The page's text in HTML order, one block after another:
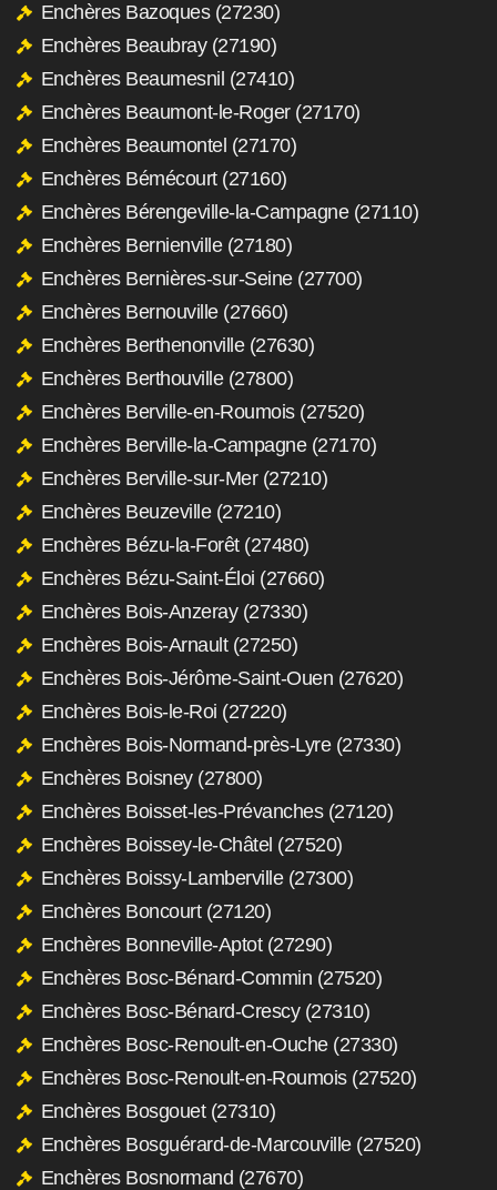
Enchères Bazoques (27230)
Enchères Beaubray (27190)
Enchères Beaumesnil (27410)
Enchères Beaumont-le-Roger (27170)
Enchères Beaumontel (27170)
Enchères Bémécourt (27160)
Enchères Bérengeville-la-Campagne (27110)
Enchères Bernienville (27180)
Enchères Bernières-sur-Seine (27700)
Enchères Bernouville (27660)
Enchères Berthenonville (27630)
Enchères Berthouville (27800)
Enchères Berville-en-Roumois (27520)
Enchères Berville-la-Campagne (27170)
Enchères Berville-sur-Mer (27210)
Enchères Beuzeville (27210)
Enchères Bézu-la-Forêt (27480)
Enchères Bézu-Saint-Éloi (27660)
Enchères Bois-Anzeray (27330)
Enchères Bois-Arnault (27250)
Enchères Bois-Jérôme-Saint-Ouen (27620)
Enchères Bois-le-Roi (27220)
Enchères Bois-Normand-près-Lyre (27330)
Enchères Boisney (27800)
Enchères Boisset-les-Prévanches (27120)
Enchères Boissey-le-Châtel (27520)
Enchères Boissy-Lamberville (27300)
Enchères Boncourt (27120)
Enchères Bonneville-Aptot (27290)
Enchères Bosc-Bénard-Commin (27520)
Enchères Bosc-Bénard-Crescy (27310)
Enchères Bosc-Renoult-en-Ouche (27330)
Enchères Bosc-Renoult-en-Roumois (27520)
Enchères Bosgouet (27310)
Enchères Bosguérard-de-Marcouville (27520)
Enchères Bosnormand (27670)